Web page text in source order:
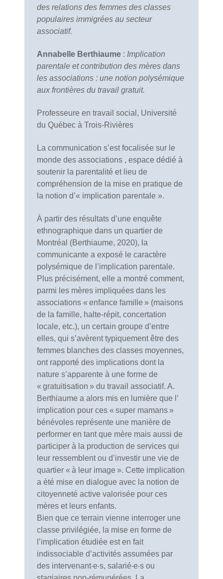
des relations des femmes des classes
populaires immigrées au secteur
associatif.
Annabelle Berthiaume : Implication
parentale et contribution des mères dans
les associations : une notion polysémique
aux frontières du travail gratuit.
Professeure en travail social, Université
du Québec à Trois-Rivières
La communication s’est focalisée sur le
monde des associations , espace dédié à
soutenir la parentalité et lieu de
compréhension de la mise en pratique de
la notion d’« implication parentale ».
À partir des résultats d’une enquête
ethnographique dans un quartier de
Montréal (Berthiaume, 2020), la
communicante a exposé le caractère
polysémique de l’implication parentale.
Plus précisément, elle a montré comment,
parmi les mères impliquées dans les
associations « enfance famille » (maisons
de la famille, halte-répit, concertation
locale, etc.), un certain groupe d’entre
elles, qui s’avèrent typiquement être des
femmes blanches des classes moyennes,
ont rapporté des implications dont la
nature s’apparente à une forme de
« gratuitisation » du travail associatif. A.
Berthiaume a alors mis en lumière que l’
implication pour ces « super mamans »
bénévoles représente une manière de
performer en tant que mère mais aussi de
participer à la production de services qui
leur ressemblent ou d’investir une vie de
quartier « à leur image ». Cette implication
a été mise en dialogue avec la notion de
citoyenneté active valorisée pour ces
mères et leurs enfants.
Bien que ce terrain vienne interroger une
classe privilégiée, la mise en forme de
l’implication étudiée est en fait
indissociable d’activités assumées par
des intervenant‧e‧s, salarié‧e‧s ou